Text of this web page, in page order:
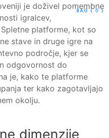
BAG ( 0 )
je doživel pomembne
igralcev,
platforme, kot so
stave in druge igre na
področje, kjer se
odgovornost do
je, kako te platforme
ter kako zagotavljajo
okolju.
dimenzije